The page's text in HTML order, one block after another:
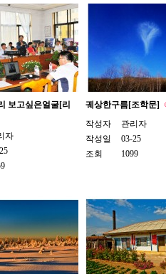
보고싶은얼굴[리
자
궤상한구름[조학문]
작성자
관리자
작성일
03-25
조회
1099